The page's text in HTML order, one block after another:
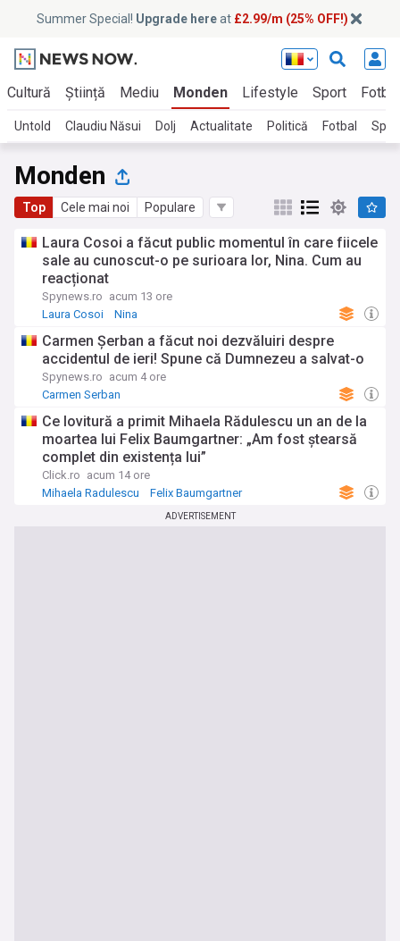
Summer Special! Upgrade hereat £2.99/m (25% OFF!)
Cultură Știință Mediu Monden Lifestyle Sport Fotbal
Untold Claudiu Năsui Dolj Actualitate Politică Fotbal
Monden
Top Cele mai noi Populare
Laura Cosoi a făcut public momentul în care fiicele
sale au cunoscut-o pe surioara lor, Nina. Cum au
reacționat
Spynews.ro acum 13 ore
Laura Cosoi
Nina
Carmen Șerban a făcut noi dezvăluiri despre
accidentul de ieri! Spune că Dumnezeu a salvat-o
Spynews.ro acum 4 ore
Carmen Serban
Ce lovitură a primit Mihaela Rădulescu un an de la
moartea lui Felix Baumgartner: „Am fost ștearsă
complet din existența lui”
Click.ro acum 14 ore
Mihaela Radulescu
Felix Baumgartner
ADVERTISEMENT